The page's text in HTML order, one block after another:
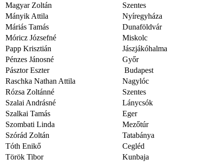
Magyar Zoltán
Szentes
Mányik Attila
Nyíregyháza
Máriás Tamás
Dunaföldvár
Móricz Józsefné
Miskolc
Papp Krisztián
Jászjákóhalma
Pénzes Jánosné
Győr
Pásztor Eszter
Budapest
Raschka Nathan Attila
Nagylóc
Rózsa Zoltánné
Szentes
Szalai Andrásné
Lánycsók
Szalkai Tamás
Eger
Szombati Linda
Mezőtúr
Szórád Zoltán
Tatabánya
Tóth Enikő
Cegléd
Török Tibor
Kunbaja